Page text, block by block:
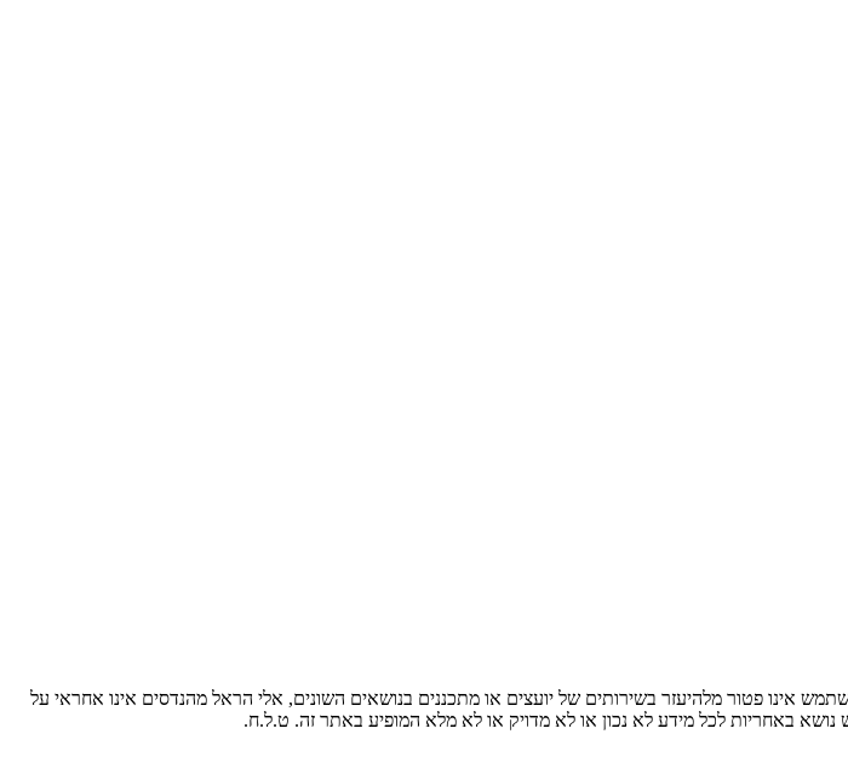
אינו פטור מלהיעזר בשירותים של יועצים או מתכננים בנושאים השונים, אלי הראל מהנדסים אינו אחראי על
באחריות לכל מידע לא נכון או לא מדויק או לא מלא המופיע באתר זה. ט.ל.ח.